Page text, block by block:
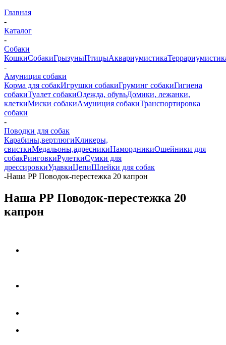
Главная
-
Каталог
-
Собаки
КошкиСобакиГрызуныПтицыАквариумистика
-
Амуниция собаки
Корма для собакИгрушки собакиГруминг собакиГигиена
собакиТуалет собакиОдежда, обувьДомики, лежанки,
клеткиМиски собакиАмуниция собакиТранспортировка
собаки
-
Поводки для собак
Карабины,вертлюгиКликеры,
свисткиМедальоны,адресникиНамордникиОшейники для
собакРинговкиРулеткиСумки для
дрессировкиУдавкиЦепиШлейки для собак
-Наша РР Поводок-перестежка 20 капрон
Наша РР Поводок-перестежка 20
капрон